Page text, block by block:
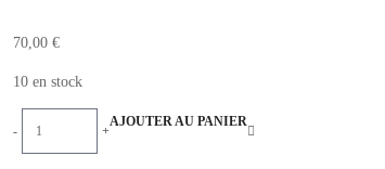
70,00 €
10 en stock
- +
AJOUTER AU PANIER